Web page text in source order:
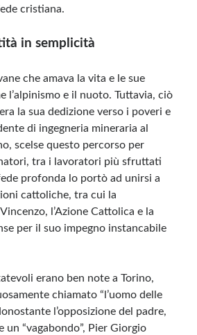
può pertanto considerarsi un prodotto editoriale ai
L’autore non è responsabile di quanto
personali non conformi al rispetto delle norme sulla
in questo blog sono tratte da Internet e, pertanto,
del blog non è responsabile dei siti collegati
che può essere soggetto a variazioni nel tempo.
cristiana.
in semplicità
che amava la vita e le sue
l’alpinismo e il nuoto. Tuttavia, ciò
la sua dedizione verso i poveri e
di ingegneria mineraria al
scelse questo percorso per
tra i lavoratori più sfruttati
profonda lo portò ad unirsi a
cattoliche, tra cui la
l’Azione Cattolica e la
per il suo impegno instancabile
erano ben note a Torino,
chiamato “l’uomo delle
l’opposizione del padre,
un “vagabondo”, Pier Giorgio